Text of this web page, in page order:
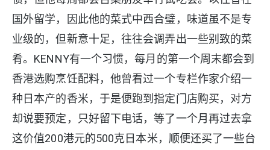
国外留学，因此他的菜式中西合璧，味道虽不是专
业级的，但新意十足，往往会调弄出一些别致的菜
肴。KENNY有一个习惯，每月的第一个周末都会到
香港选购烹饪配料，他曾看过一个专栏作家介绍一
种日本产的香米，于是便跑到指定门店购买，对方
却说要预定，只好留下电话，等了一个月再过去拿
这价值200港元的500克日本米，顺便还买了一些台